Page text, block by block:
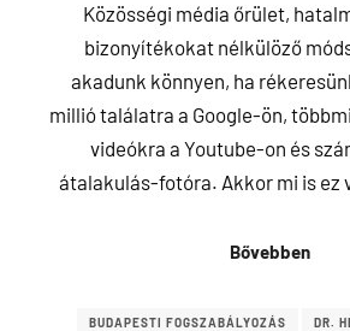
Közösségi média őrület,
bizonyítékokat nélkülöző
akadunk könnyen, ha
millió találatra a Google-ön,
videókra a Youtube-on és
átalakulás-fotóra. Akkor mi is ez
Bővebben
BUDAPESTI FOGSZABÁLYOZÁS DR.